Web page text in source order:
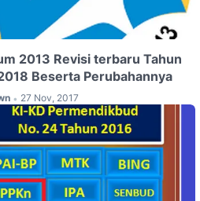
2013 Revisi terbaru Tahun
Beserta Perubahannya
• 27 Nov, 2017